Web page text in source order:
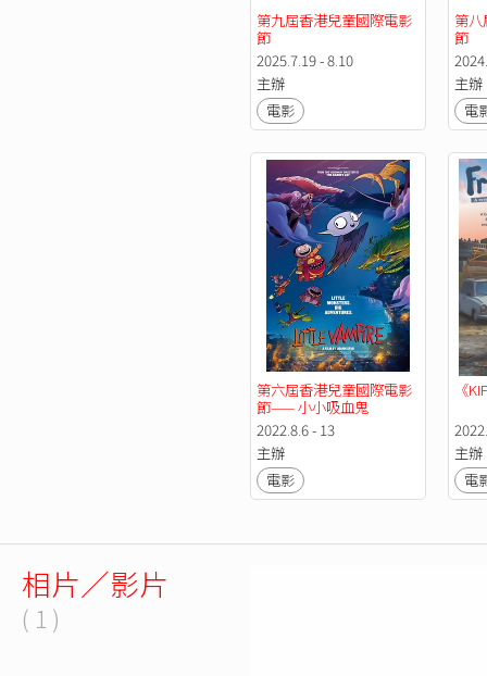
第九屆香港兒童國際電影
節
2025.7.19 - 8.10
主辦
電影
第
節
主辦
電
第六屆香港兒童國際電影
節—— 小小吸血鬼
2022.8.6 - 13
主辦
電影
《
主辦
電
相片／影片
( 1 )